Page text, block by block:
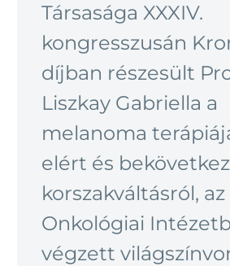
Társasága XXXIV.
kongresszusán
díjban részesült
Liszkay Gabriella a
melanoma
elért és
korszakváltásról,
Onkológiai
végzett